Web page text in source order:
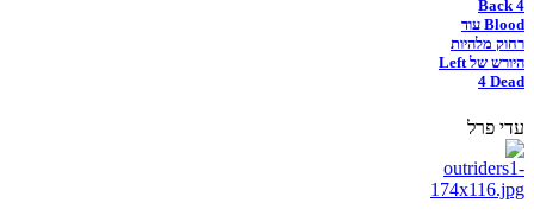
Back 4
Blood עוד
רחוק מלהיות
היורש של Left
4 Dead
עדי פרל